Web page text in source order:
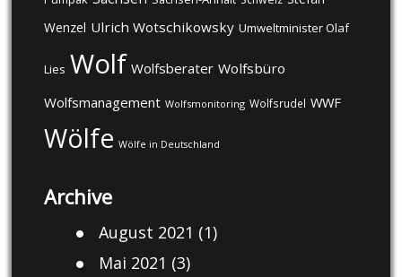
Wenzel Ulrich Wotschikowsky Umweltminister Olaf
Lies Wolf Wolfsberater Wolfsbüro
Wolfsmanagement Wolfsmonitoring Wolfsrudel WWF
Wölfe Wölfe in Deutschland
Archive
August 2021 (1)
Mai 2021 (3)